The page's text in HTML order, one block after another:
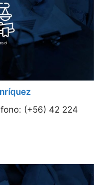
(+56) 42 224